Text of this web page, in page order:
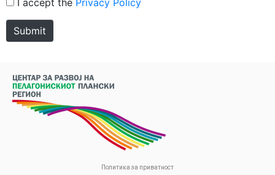
Submit
Политика за приватност